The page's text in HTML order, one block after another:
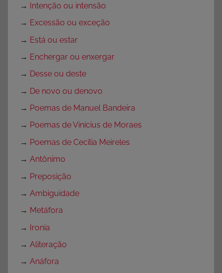
→ Intenção ou intensão
→ Excessão ou exceção
→ Está ou estar
→ Enchergar ou enxergar
→ Desse ou deste
→ De novo ou denovo
→ Poemas de Manuel Bandeira
→ Poemas de Vinícius de Moraes
→ Poemas de Cecília Meireles
→ Antônimo
→ Preposição
→ Ambiguidade
→ Metáfora
→ Ironia
→ Aliteração
→ Anáfora